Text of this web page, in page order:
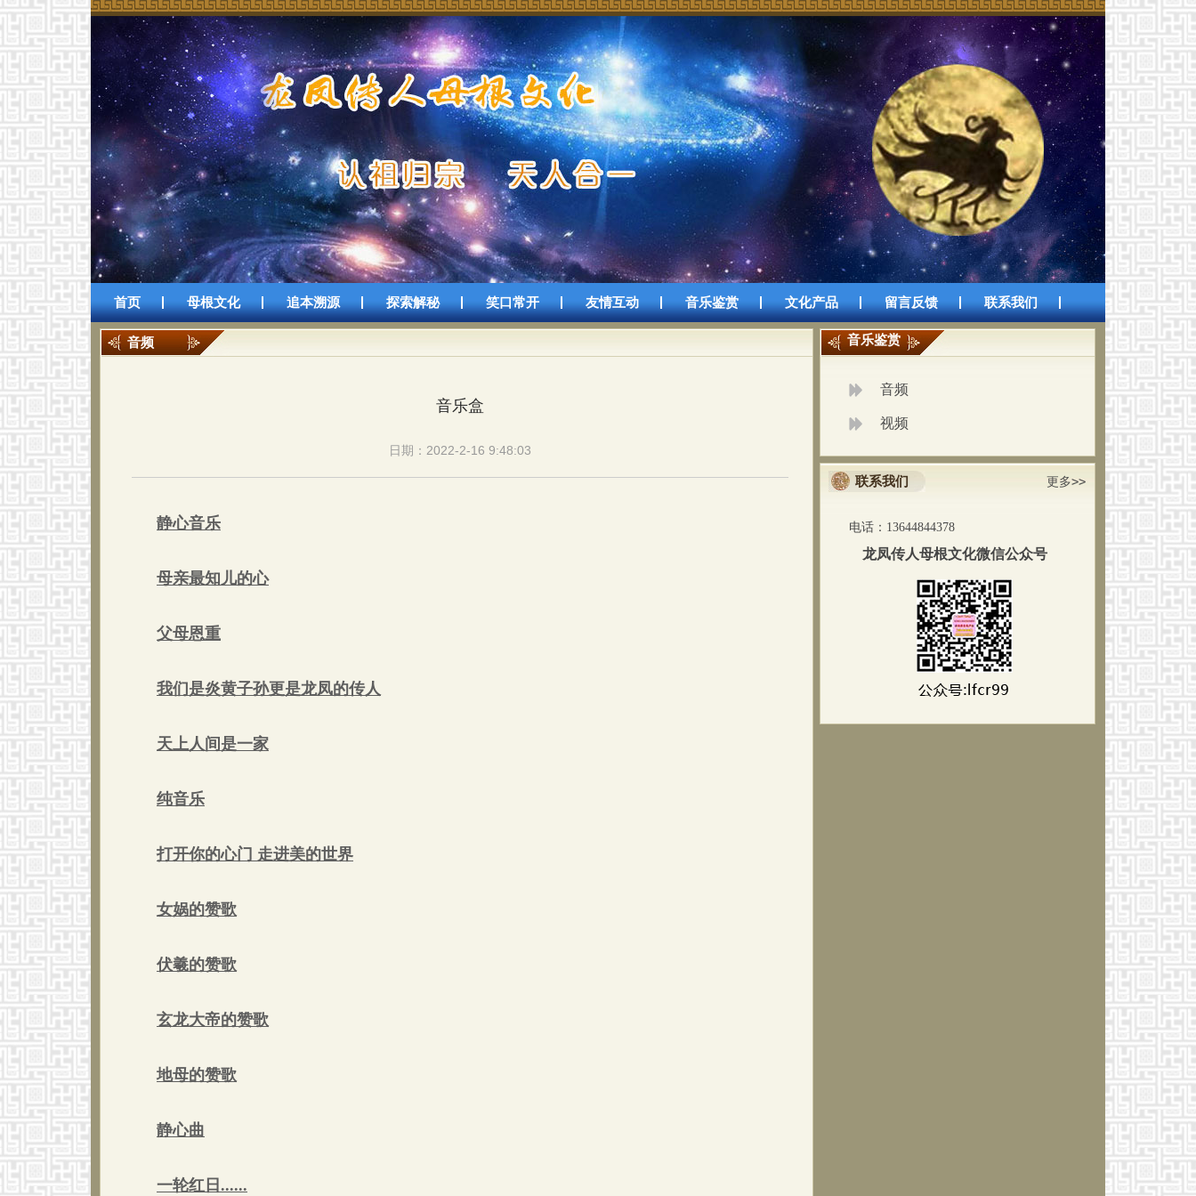
首页 母根文化 追本溯源 探索解秘 笑口常开 友情互动 音乐鉴赏 文化产品 留言反馈 联系我们
音频
音乐盒
日期：2022-2-16 9:48:03
静心音乐
母亲最知儿的心
父母恩重
我们是炎黄子孙更是龙凤的传人
天上人间是一家
纯音乐
打开你的心门 走进美的世界
女娲的赞歌
伏羲的赞歌
玄龙大帝的赞歌
地母的赞歌
静心曲
一轮红日......
音乐鉴赏
音频
视频
联系我们 更多>>
电话：13644844378
龙凤传人母根文化微信公众号